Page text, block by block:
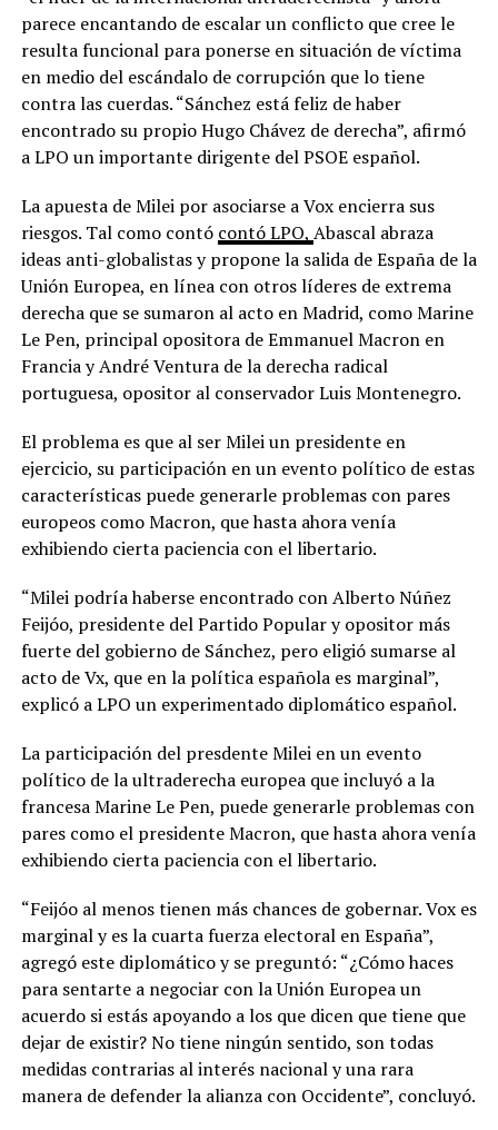
parece encantando de escalar un conflicto que cree le
resulta funcional para ponerse en situación de víctima
en medio del escándalo de corrupción que lo tiene
contra las cuerdas. “Sánchez está feliz de haber
encontrado su propio Hugo Chávez de derecha”, afirmó
a LPO un importante dirigente del PSOE español.
La apuesta de Milei por asociarse a Vox encierra sus
riesgos. Tal como contó contó LPO, Abascal abraza
ideas anti-globalistas y propone la salida de España de la
Unión Europea, en línea con otros líderes de extrema
derecha que se sumaron al acto en Madrid, como Marine
Le Pen, principal opositora de Emmanuel Macron en
Francia y André Ventura de la derecha radical
portuguesa, opositor al conservador Luis Montenegro.
El problema es que al ser Milei un presidente en
ejercicio, su participación en un evento político de estas
características puede generarle problemas con pares
europeos como Macron, que hasta ahora venía
exhibiendo cierta paciencia con el libertario.
“Milei podría haberse encontrado con Alberto Núñez
Feijóo, presidente del Partido Popular y opositor más
fuerte del gobierno de Sánchez, pero eligió sumarse al
acto de Vx, que en la política española es marginal”,
explicó a LPO un experimentado diplomático español.
La participación del presdente Milei en un evento
político de la ultraderecha europea que incluyó a la
francesa Marine Le Pen, puede generarle problemas con
pares como el presidente Macron, que hasta ahora venía
exhibiendo cierta paciencia con el libertario.
“Feijóo al menos tienen más chances de gobernar. Vox es
marginal y es la cuarta fuerza electoral en España”,
agregó este diplomático y se preguntó: “¿Cómo haces
para sentarte a negociar con la Unión Europea un
acuerdo si estás apoyando a los que dicen que tiene que
dejar de existir? No tiene ningún sentido, son todas
medidas contrarias al interés nacional y una rara
manera de defender la alianza con Occidente”, concluyó.